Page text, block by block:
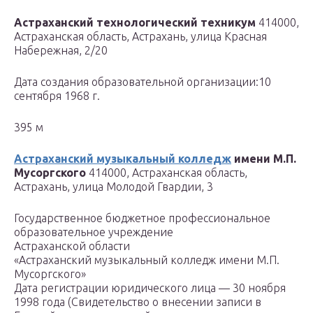
Астраханский технологический техникум 414000,
Астраханская область, Астрахань, улица Красная
Набережная, 2/20
Дата создания образовательной организации:10
сентября 1968 г.
395 м
Астраханский музыкальный колледж имени М.П.
Мусоргского 414000, Астраханская область,
Астрахань, улица Молодой Гвардии, 3
Государственное бюджетное профессиональное
образовательное учреждение
Астраханской области
«Астраханский музыкальный колледж имени М.П.
Мусоргского»
Дата регистрации юридического лица — 30 ноября
1998 года (Свидетельство о внесении записи в